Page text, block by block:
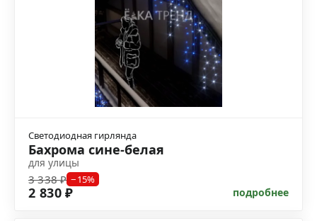
Светодиодная гирлянда
Бахрома сине-белая
для улицы
3 338 ₽ −15%
2 830 ₽ подробнее